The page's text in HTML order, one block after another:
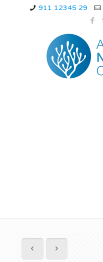
911 12345 29